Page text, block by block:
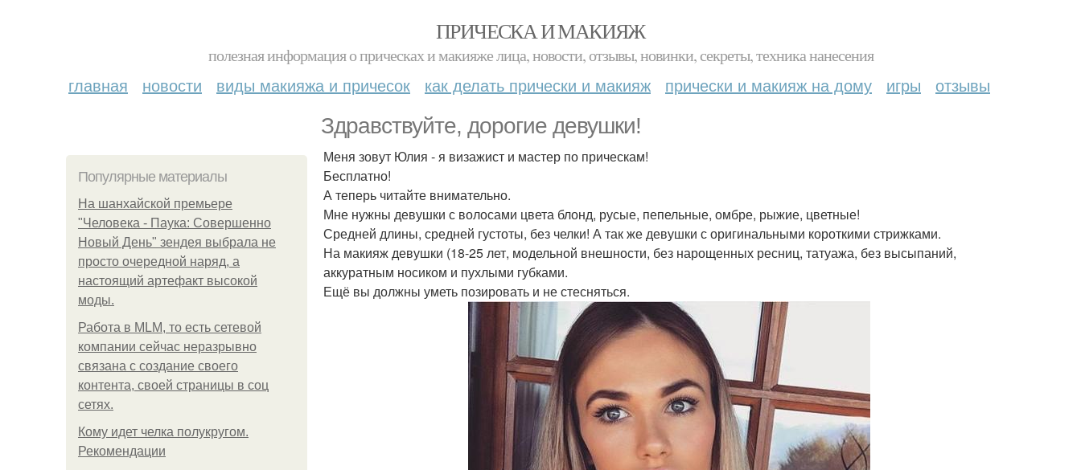
ПРИЧЕСКА И МАКИЯЖ
полезная информация о прическах и макияже лица, новости, отзывы, новинки, секреты, техника нанесения
главная новости виды макияжа и причесок как делать прически и макияж прически и макияж на дому игры отзывы
Здравствуйте, дорогие девушки!
Популярные материалы
На шанхайской премьере
"Человека - Паука: Совершенно
Новый День" зендея выбрала не
просто очередной наряд, а
настоящий артефакт высокой
моды.
Работа в MLM, то есть сетевой
компании сейчас неразрывно
связана с создание своего
контента, своей страницы в соц
сетях.
Кому идет челка полукругом.
Рекомендации
Меня зовут Юлия - я визажист и мастер по прическам!
Бесплатно!
А теперь читайте внимательно.
Мне нужны девушки с волосами цвета блонд, русые, пепельные, омбре, рыжие, цветные!
Средней длины, средней густоты, без челки! А так же девушки с оригинальными короткими стрижками.
На макияж девушки (18-25 лет, модельной внешности, без нарощенных ресниц, татуажа, без высыпаний,
аккуратным носиком и пухлыми губками.
Ещё вы должны уметь позировать и не стесняться.